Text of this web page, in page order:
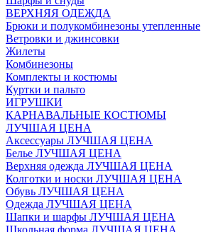
ВЕРХНЯЯ ОДЕЖДА
Брюки и полукомбинезоны утепленные
Ветровки и джинсовки
Жилеты
Комбинезоны
Комплекты и костюмы
Куртки и пальто
ИГРУШКИ
КАРНАВАЛЬНЫЕ КОСТЮМЫ
ЛУЧШАЯ ЦЕНА
Аксессуары ЛУЧШАЯ ЦЕНА
Белье ЛУЧШАЯ ЦЕНА
Верхняя одежда ЛУЧШАЯ ЦЕНА
Колготки и носки ЛУЧШАЯ ЦЕНА
Обувь ЛУЧШАЯ ЦЕНА
Одежда ЛУЧШАЯ ЦЕНА
Шапки и шарфы ЛУЧШАЯ ЦЕНА
Школьная форма ЛУЧШАЯ ЦЕНА